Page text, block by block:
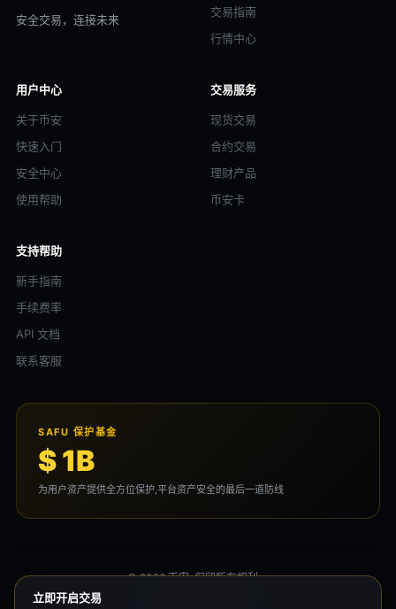
安全交易，连接未来
交易指南
行情中心
用户中心
关于币安
快速入门
安全中心
使用帮助
交易服务
现货交易
合约交易
理财产品
币安卡
支持帮助
新手指南
手续费率
API 文档
联系客服
SAFU 保护基金
$ 1B
为用户资产提供全方位保护,平台资产安全的最后一道防线
© 2026 币安. 保留所有权利。
立即开启交易